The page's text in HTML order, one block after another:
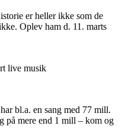
er heller ikke som de
Oplev ham d. 11. marts
bl.a. en sang med 77 mill.
på mere end 1 mill – kom og